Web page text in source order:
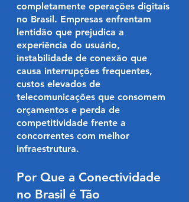
completamente operações digitais
no Brasil. Empresas enfrentam
lentidão que prejudica a
experiência do usuário,
instabilidade de conexão que
causa interrupções frequentes,
custos elevados de
telecomunicações que consomem
orçamentos e perda de
competitividade frente a
concorrentes com melhor
infraestrutura.
Por Que a Conectividade
no Brasil é Tão